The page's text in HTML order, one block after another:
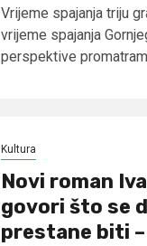
Vrijeme spajanja triju
vrijeme spajanja
perspektive
Kultura
Novi roman
govori što se
prestane biti